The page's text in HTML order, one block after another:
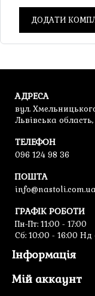
ДОДАТИ
АДРЕСА
вул.
Львівська
ТЕЛЕФОН
096 124 98 36
ПОШТА
ГРАФІК РОБОТИ
Пн-Пт: 11:00 - 17:00
Cб: 10:00 - 16:00
Інформація
Мій аккаунт